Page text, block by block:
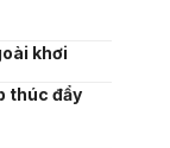
khơi
thúc đẩy